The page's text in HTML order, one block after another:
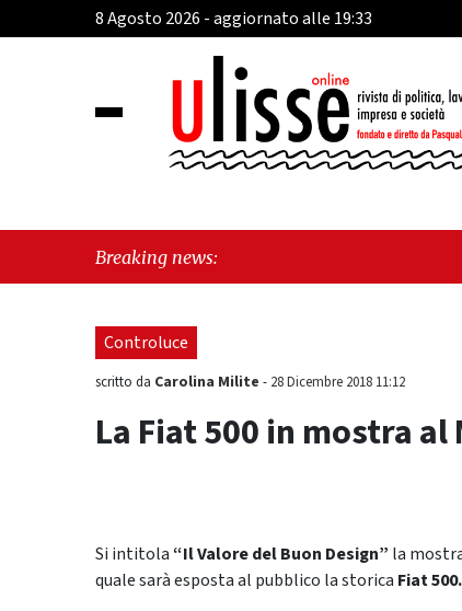
8 Agosto 2026 - aggiornato alle 19:33
Breaking news:
Controluce
scritto da Carolina Milite - 28 Dicembre 2018 11:12
La Fiat 500 in mostra al
Si intitola“Il Valore del Buon Design” la
quale sarà esposta al pubblico la storica Fiat 500.